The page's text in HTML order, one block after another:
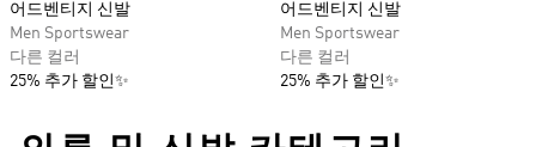
어드벤티지 신발
Men Sportswear
다른 컬러
25% 추가 할인✨
어드벤티지 신발
Men Sportswear
다른 컬러
25% 추가 할인✨